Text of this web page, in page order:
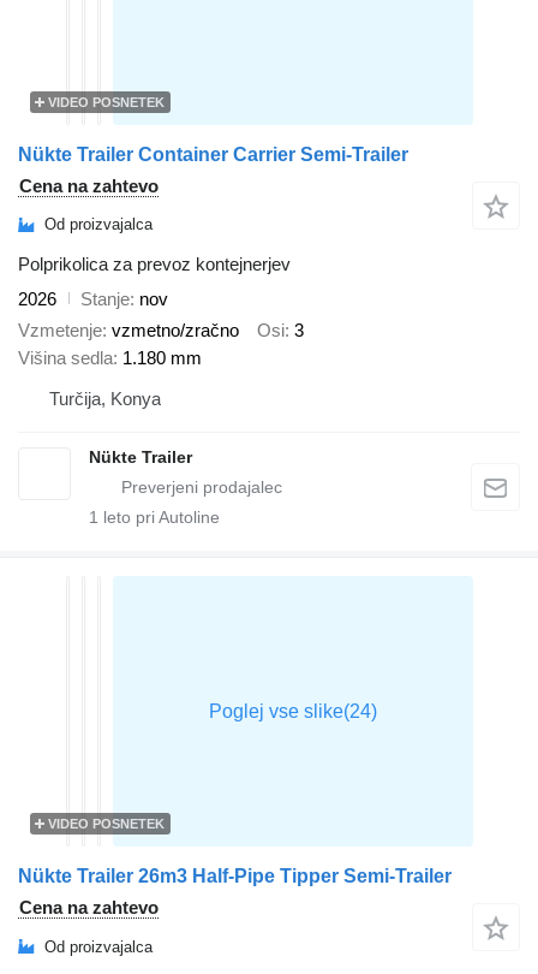
VIDEO POSNETEK
Nükte Trailer Container Carrier Semi-Trailer
Cena na zahtevo
Od proizvajalca
Polprikolica za prevoz kontejnerjev
2026
Stanje nov
Vzmetenje vzmetno/zračno Osi 3
Višina sedla 1.180 mm
Turčija, Konya
Nükte Trailer
1 leto pri Autoline
VIDEO POSNETEK
Nükte Trailer 26m3 Half-Pipe Tipper Semi-Trailer
Cena na zahtevo
Od proizvajalca